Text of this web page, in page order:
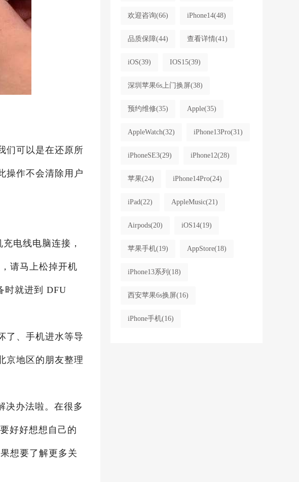
们可以是在还原所
作不会清除用户
电线电脑连接，
请马上松掉开机
时就进到 DFU
了、手机进水等导
京地区的朋友整理
决办法啦。在很多
好好想想自己的
想要了解更多关
欢迎咨询(66) iPhone14(48)
品质保障(44) 查看详情(41)
iOS(39) IOS15(39)
深圳苹果6s上门换屏(38)
预约维修(35) Apple(35)
AppleWatch(32) iPhone13Pro(31)
iPhoneSE3(29) iPhone12(28)
苹果(24) iPhone14Pro(24)
iPad(22) AppleMusic(21)
Airpods(20) iOS14(19)
苹果手机(19) AppStore(18)
iPhone13系列 (18)
西安苹果6s换屏(16)
iPhone手机(16)